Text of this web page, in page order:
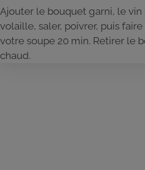
Ajouter le bouquet garni, le
volaille, saler, poivrer, puis
votre soupe 20 min. Retirer le
chaud.